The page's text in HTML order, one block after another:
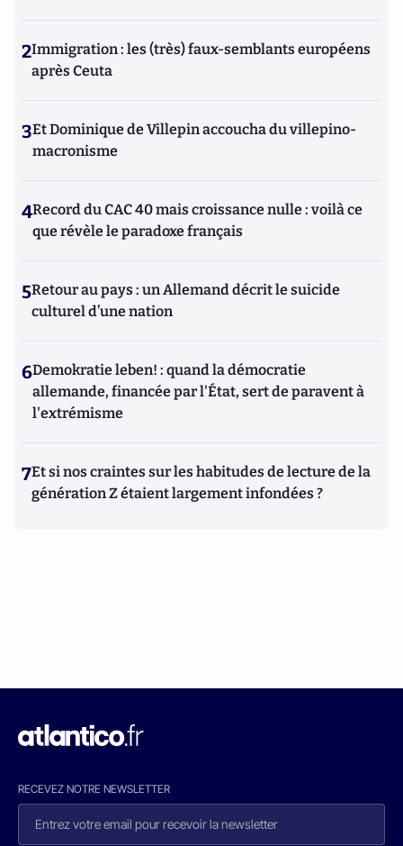
2Immigration : les (très) faux-semblants européens
après Ceuta
3Et Dominique de Villepin accoucha du villepino-
macronisme
4Record du CAC 40 mais croissance nulle : voilà ce
que révèle le paradoxe français
5Retour au pays : un Allemand décrit le suicide
culturel d’une nation
6Demokratie leben! : quand la démocratie
allemande, financée par l'État, sert de paravent à
l'extrémisme
7Et si nos craintes sur les habitudes de lecture de la
génération Z étaient largement infondées ?
RECEVEZ NOTRE NEWSLETTER